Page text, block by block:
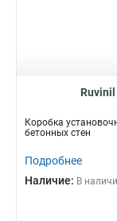
Коробка
бетонных стен
Подробнее
Наличие: В